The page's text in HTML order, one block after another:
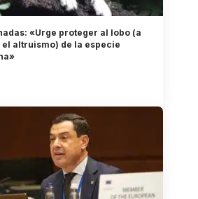
«Urge proteger al lobo (a
el altruismo) de la especie